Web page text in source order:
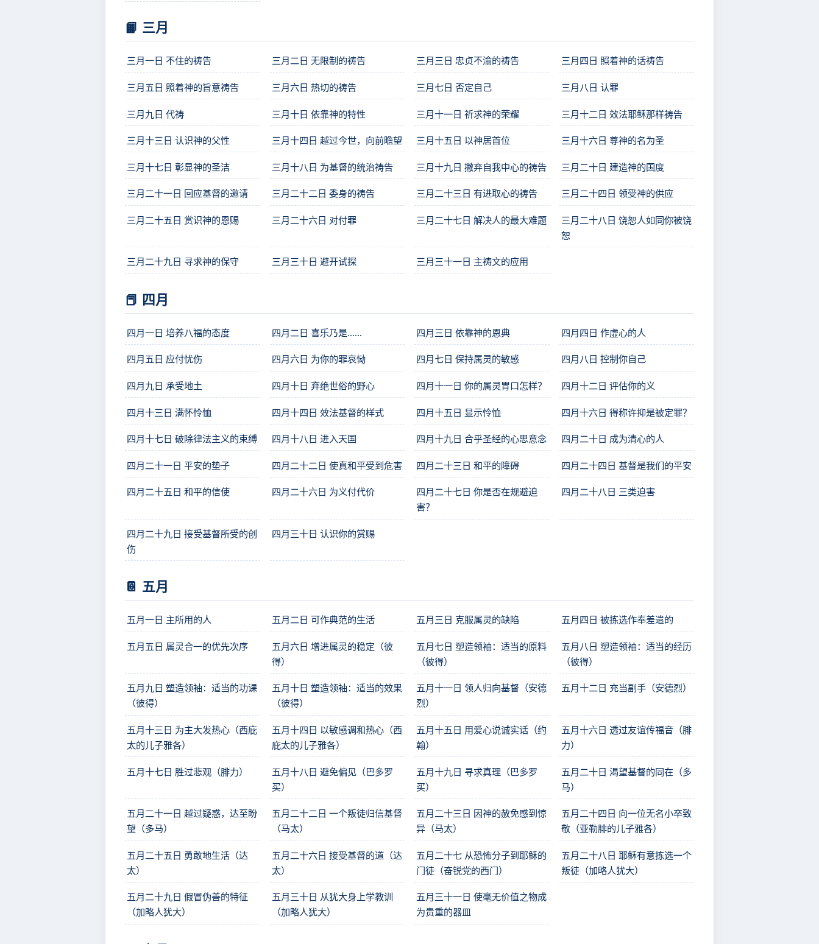
📙 三月
三月一日 不住的祷告 三月二日 无限制的祷告 三月三日 忠贞不渝的祷告 三月四日 照着神的话祷告
三月五日 照着神的旨意祷告 三月六日 热切的祷告 三月七日 否定自己 三月八日 认罪
三月九日 代祷 三月十日 依靠神的特性 三月十一日 祈求神的荣耀 三月十二日 效法耶稣那样祷告
三月十三日 认识神的父性 三月十四日 越过今世，向前瞻望 三月十五日 以神居首位 三月十六日 尊神的名为圣
三月十七日 彰显神的圣洁 三月十八日 为基督的统治祷告 三月十九日 撇弃自我中心的祷告 三月二十日 建造神的国度
三月二十一日 回应基督的邀请 三月二十二日 委身的祷告 三月二十三日 有进取心的祷告 三月二十四日 领受神的供应
三月二十五日 赏识神的恩赐 三月二十六日 对付罪 三月二十七日 解决人的最大难题
三月二十八日 饶恕人如同你被饶
恕
三月二十九日 寻求神的保守 三月三十日 避开试探 三月三十一日 主祷文的应用
📕 四月
四月一日 培养八福的态度 四月二日 喜乐乃是…… 四月三日 依靠神的恩典 四月四日 作虚心的人
四月五日 应付忧伤 四月六日 为你的罪哀恸 四月七日 保持属灵的敏感 四月八日 控制你自己
四月九日 承受地土 四月十日 弃绝世俗的野心 四月十一日 你的属灵胃口怎样？ 四月十二日 评估你的义
四月十三日 满怀怜恤 四月十四日 效法基督的样式 四月十五日 显示怜恤 四月十六日 得称许抑是被定罪？
四月十七日 破除律法主义的束缚 四月十八日 进入天国 四月十九日 合乎圣经的心思意念 四月二十日 成为清心的人
四月二十一日 平安的垫子 四月二十二日 使真和平受到危害 四月二十三日 和平的障碍 四月二十四日 基督是我们的平安
四月二十五日 和平的信使 四月二十六日 为义付代价
四月二十七日 你是否在规避迫
害？
四月二十八日 三类迫害
四月二十九日 接受基督所受的创
伤
四月三十日 认识你的赏赐
📔 五月
五月一日 主所用的人 五月二日 可作典范的生活 五月三日 克服属灵的缺陷 五月四日 被拣选作奉差遣的
五月五日 属灵合一的优先次序
五月六日 增进属灵的稳定（彼
得）
五月七日 塑造领袖：适当的原料
（彼得）
五月八日 塑造领袖：适当的经历
（彼得）
五月九日 塑造领袖：适当的功课
（彼得）
五月十日 塑造领袖：适当的效果
（彼得）
五月十一日 领人归向基督（安德
烈）
五月十二日 充当副手（安德烈）
五月十三日 为主大发热心（西庇
太的儿子雅各）
五月十四日 以敏感调和热心（西
庇太的儿子雅各）
五月十五日 用爱心说诚实话（约
翰）
五月十六日 透过友谊传福音（腓
力）
五月十七日 胜过悲观（腓力）
五月十八日 避免偏见（巴多罗
买）
五月十九日 寻求真理（巴多罗
买）
五月二十日 渴望基督的同在（多
马）
五月二十一日 越过疑惑，达至盼
望（多马）
五月二十二日 一个叛徒归信基督
（马太）
五月二十三日 因神的赦免感到惊
异（马太）
五月二十四日 向一位无名小卒致
敬（亚勒腓的儿子雅各）
五月二十五日 勇敢地生活（达
太）
五月二十六日 接受基督的道（达
太）
五月二十七 从恐怖分子到耶稣的
门徒（奋锐党的西门）
五月二十八日 耶稣有意拣选一个
叛徒（加略人犹大）
五月二十九日 假冒伪善的特征
（加略人犹大）
五月三十日 从犹大身上学教训
（加略人犹大）
五月三十一日 使毫无价值之物成
为贵重的器皿